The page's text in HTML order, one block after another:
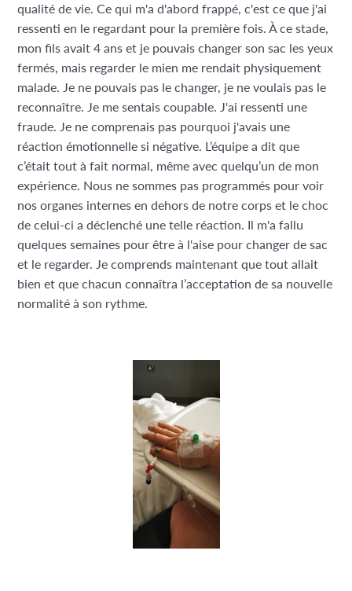
qualité de vie. Ce qui m'a d'abord frappé, c'est ce que j'ai
ressenti en le regardant pour la première fois. À ce stade,
mon fils avait 4 ans et je pouvais changer son sac les yeux
fermés, mais regarder le mien me rendait physiquement
malade. Je ne pouvais pas le changer, je ne voulais pas le
reconnaître. Je me sentais coupable. J'ai ressenti une
fraude. Je ne comprenais pas pourquoi j'avais une
réaction émotionnelle si négative. L’équipe a dit que
c’était tout à fait normal, même avec quelqu’un de mon
expérience. Nous ne sommes pas programmés pour voir
nos organes internes en dehors de notre corps et le choc
de celui-ci a déclenché une telle réaction. Il m'a fallu
quelques semaines pour être à l'aise pour changer de sac
et le regarder. Je comprends maintenant que tout allait
bien et que chacun connaîtra l’acceptation de sa nouvelle
normalité à son rythme.